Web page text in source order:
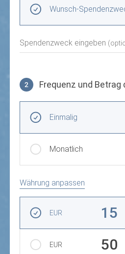
Wunsch-
Spendenzweck eingeben
2 Frequenz und Betrag
Einmalig
Monatlich
Währung anpassen
EUR 15
EUR 50